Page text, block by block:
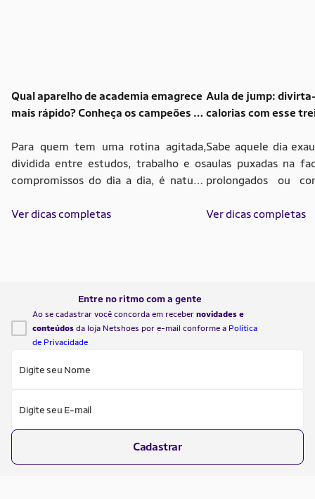
Qual aparelho de academia emagrece
mais rápido? Conheça os campeões de
Para quem tem uma rotina agitada,
dividida entre estudos, trabalho e os
compromissos do dia a dia, é natural
A dúvida sobre qual máquina esportiva
Ver dicas completas
Aula de jump:
calorias com esse
Sabe aquele dia
aulas puxadas na
prolongados ou
disposição ao longo
Ver dicas completas
Entre no ritmo com a gente
Ao se cadastrar você concorda em receber novidades e
conteúdos da loja Netshoes por e-mail conforme a Política
de Privacidade
Digite seu Nome
Digite seu E-mail
Cadastrar